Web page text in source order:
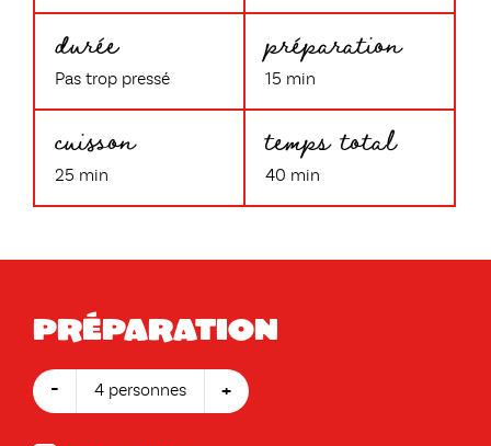
durée
Pas trop pressé
préparation
15 min
cuisson
25 min
temps total
40 min
Préparation
- 4 personnes +